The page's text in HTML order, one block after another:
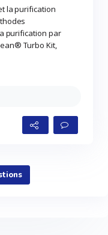
la purification
purification par
Turbo Kit,